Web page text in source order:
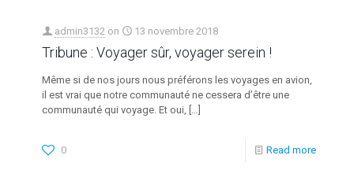
admin3132 on 13 novembre 2018
Tribune : Voyager sûr, voyager serein !
Même si de nos jours nous préférons les voyages en avion,
il est vrai que notre communauté ne cessera d’être une
communauté qui voyage. Et oui, […]
0 Read more